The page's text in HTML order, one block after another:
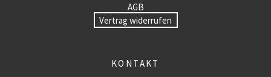
AGB
Vertrag widerrufen
KONTAKT